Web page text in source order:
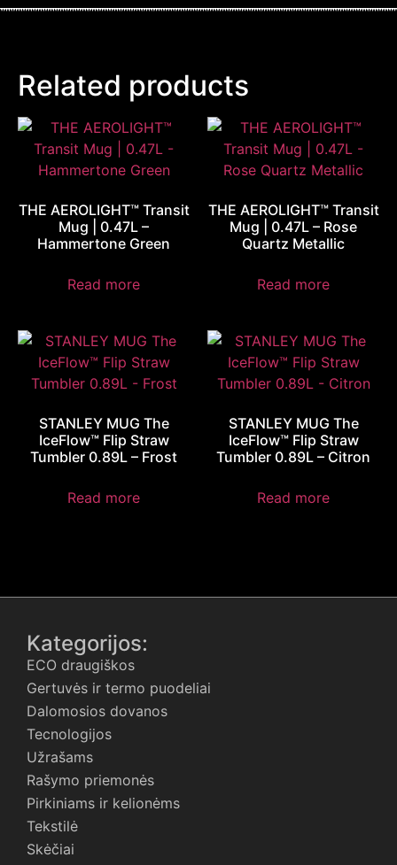
Related products
THE AEROLIGHT™ Transit
Mug | 0.47L –
Hammertone Green
Read more
THE AEROLIGHT™ Transit
Mug | 0.47L – Rose
Quartz Metallic
Read more
STANLEY MUG The
IceFlow™ Flip Straw
Tumbler 0.89L – Frost
Read more
STANLEY MUG The
IceFlow™ Flip Straw
Tumbler 0.89L – Citron
Read more
Kategorijos:
ECO draugiškos
Gertuvės ir termo puodeliai
Dalomosios dovanos
Tecnologijos
Užrašams
Rašymo priemonės
Pirkiniams ir kelionėms
Tekstilė
Skėčiai